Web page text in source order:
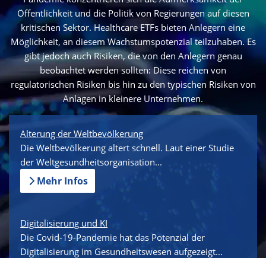
Öffentlichkeit und die Politik von Regierungen auf diesen
kritischen Sektor. Healthcare ETFs bieten Anlegern eine
Möglichkeit, an diesem Wachstumspotenzial teilzuhaben. Es
gibt jedoch auch Risiken, die von den Anlegern genau
beobachtet werden sollten: Diese reichen von
regulatorischen Risiken bis hin zu den typischen Risiken von
Anlagen in kleinere Unternehmen.
Alterung der Weltbevölkerung
Die Weltbevölkerung altert schnell. Laut einer Studie
der Weltgesundheitsorganisation...
Mehr Infos
Digitalisierung und KI
Die Covid-19-Pandemie hat das Potenzial der
Digitalisierung im Gesundheitswesen aufgezeigt...